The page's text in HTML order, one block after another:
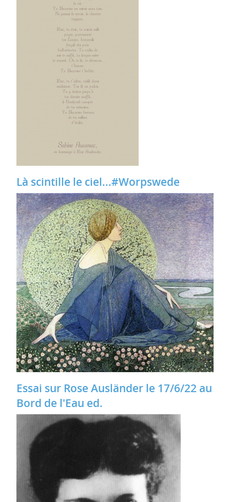
Là scintille le ciel...#Worpswede
Essai sur Rose Ausländer le 17/6/22 au
Bord de l'Eau ed.